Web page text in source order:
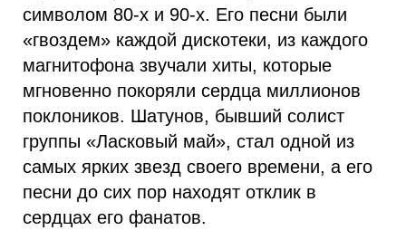
символом 80-х и 90-х. Его песни были
«гвоздем» каждой дискотеки, из каждого
магнитофона звучали хиты, которые
мгновенно покоряли сердца миллионов
поклоников. Шатунов, бывший солист
группы «Ласковый май», стал одной из
самых ярких звезд своего времени, а его
песни до сих пор находят отклик в
сердцах его фанатов.